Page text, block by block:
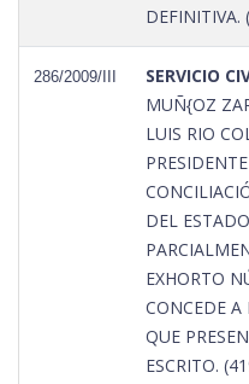
DEFINITIVA.
286/2009/III SERVICIO
MUÑ{OZ
LUIS RIO
DEL
EXHORTO
CONCEDE A
QUE
ESCRITO.